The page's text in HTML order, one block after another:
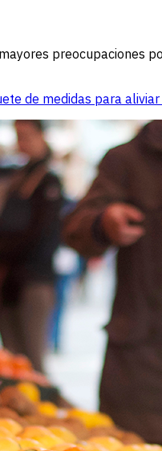
preocupaciones
de medidas para